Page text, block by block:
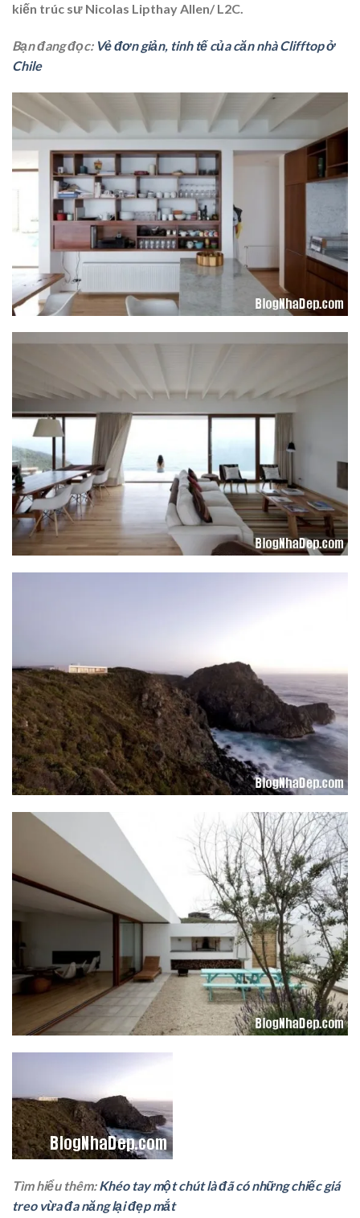
kiến trúc sư Nicolas Lipthay Allen/ L2C.
Bạn đang đọc: Vẻ đơn giản, tinh tế của căn nhà Clifftop ở
Chile
Tìm hiểu thêm:Khéo tay một chút là đã có những chiếc giá
treo vừa đa năng lại đẹp mắt